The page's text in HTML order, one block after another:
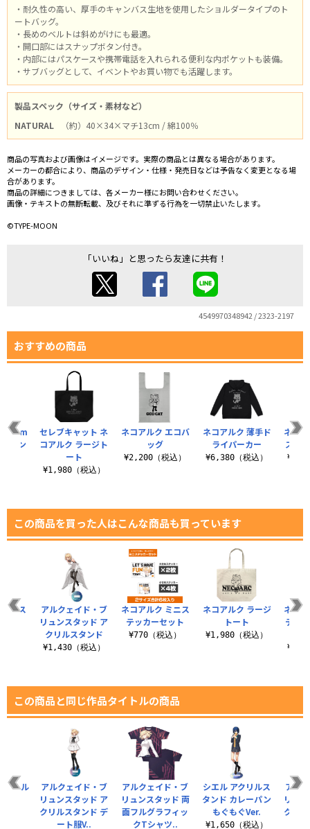
・耐久性の高い、厚手のキャンバス生地を使用したショルダータイプのト
ートバッグ。
・長めのベルトは斜めがけにも最適。
・開口部にはスナップボタン付き。
・内部にはパスケースや携帯電話を入れられる便利な内ポケットも装備。
・サブバッグとして、イベントやお買い物でも活躍します。
製品スペック（サイズ・素材など）
NATURAL
（約）40×34×マチ13cm / 綿100％
商品の写真および画像はイメージです。実際の商品とは異なる場合があります。
メーカーの都合により、商品のデザイン・仕様・発売日などは予告なく変更となる場
合があります。
商品の詳細につきましては、各メーカー様にお問い合わせください。
画像・テキストの無断転載、及びそれに準ずる行為を一切禁止いたします。
©TYPE-MOON
「いいね」と思ったら友達に共有！
4549970348942 / 2323-2197
おすすめの商品
ネコアルク エコバ
ッグ
¥2,200（税込）
ネコアルク 薄手ド
ライパーカー
¥6,380（税込）
ネコ
スペ
65mm
ーン
セレブキャット ネ
コアルク ラージト
ート
¥1,980（税込）
この商品を買った人はこんな商品も買っています
ネコアルク ミニス
テッカーセット
¥770（税込）
ネコアルク ラージ
トート
¥1,980（税込）
ネコ
テン
ルス
アルクェイド・ブ
リュンスタッド ア
クリルスタンド
¥1,430（税込）
この商品と同じ作品タイトルの商品
アルクェイド・ブ
リュンスタッド 両
面フルグラフィッ
クTシャツ..
シエル アクリルス
タンド カレーパン
もぐもぐVer.
¥1,650（税込）
アル
リュ
クリ
コアル
アルクェイド・ブ
リュンスタッド ア
クリルスタンド デ
ート服V..